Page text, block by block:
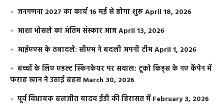
जनगणना 2027 का कार्य 16 मई से होगा शुरूApril 18, 2026
आशा भोसले का अंतिम संस्कार आजApril 13, 2026
आईएएस के तबादले: सीएम ने बदली अपनी टीमApril 1, 2026
बच्चों के लिए एडल्ट स्किनकेयर पर सवाल: टूको किड्स के नए कैंपेन में
फराह खान ने उठाई बहसMarch 30, 2026
पूर्व विधायक बलजीत यादव ईडी की हिरासत में February 3, 2026